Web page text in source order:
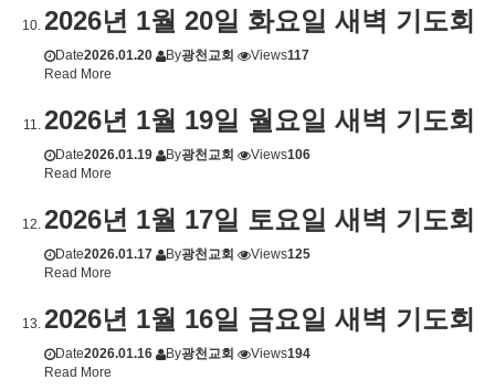
2026년 1월 20일 화요일 새벽 기도회
Date2026.01.20 By광천교회 Views117
Read More
2026년 1월 19일 월요일 새벽 기도회
Date2026.01.19 By광천교회 Views106
Read More
2026년 1월 17일 토요일 새벽 기도회
Date2026.01.17 By광천교회 Views125
Read More
2026년 1월 16일 금요일 새벽 기도회
Date2026.01.16 By광천교회 Views194
Read More